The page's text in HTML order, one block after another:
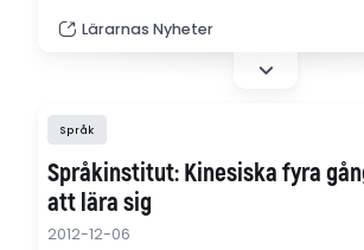
Wang Fredmark.Meisang Wang
Lärarnas Nyheter
Språk
Språkinstitut: Kinesiska fyra
att lära sig
2012-12-06